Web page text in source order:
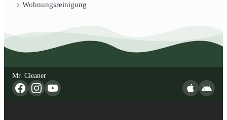
Wohnungsreinigung
Mr. Cleaner